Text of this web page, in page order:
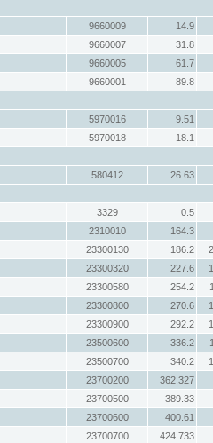
9660009
14.9
9660007
31.8
9660005
61.7
9660001
89.8
5970016
9.51
5970018
18.1
580412
26.63
3329
0.5
2310010
164.3
23300130 186.2
23300320 227.6
23300580 254.2
23300800 270.6
23300900 292.2
23500600 336.2
23500700 340.2
23700200
362.327
23700500
389.33
23700600
400.61
23700700
424.733